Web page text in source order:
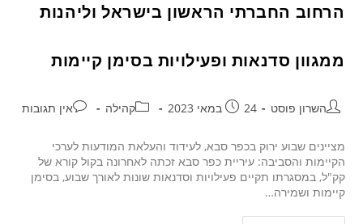
הרחוב החברתי הראשון בישראל וליהנות
ממגוון סדנאות ופעילויות בסימן קיימות
השרון פוסט 24 במאי 2023 קהילה אין תגובות
מציינים שבוע ירוק בכפר סבא, לעידוד והעלאת המודעות לערכי
הקיימות והסביבה: עיריית כפר סבא זכתה לאחרונה בקול קורא של
קק"ל, במסגרתו תקיים פעילויות וסדנאות שונות לאורך שבוע, בסימן
קיימות ושמירה…